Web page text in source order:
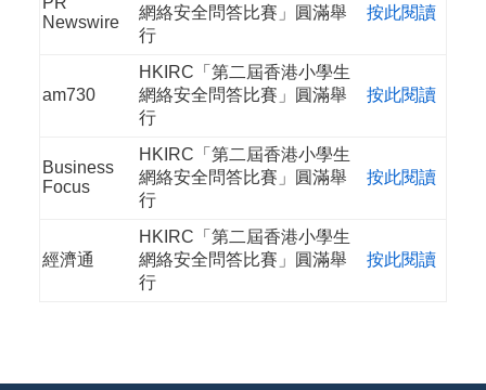
Newswire
網絡安全問答比賽」圓滿舉
行
按此閱讀
am730
HKIRC「第二屆香港小學生
網絡安全問答比賽」圓滿舉
行
按此閱讀
Business
Focus
HKIRC「第二屆香港小學生
網絡安全問答比賽」圓滿舉
行
按此閱讀
經濟通
HKIRC「第二屆香港小學生
網絡安全問答比賽」圓滿舉
行
按此閱讀